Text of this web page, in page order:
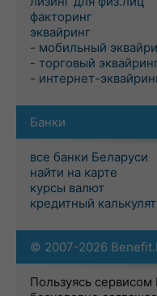
факторинг
эквайринг
- мобильный
- торговый
- интернет-
Банки
все банки Беларуси
найти на карте
курсы валют
кредитный
© 2007-2026
Пользуясь сервисом